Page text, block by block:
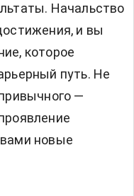
Начальство
и вы
которое
путь. Не
—
новые